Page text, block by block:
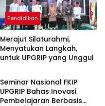
Pendidikan
Merajut Silaturahmi,
Menyatukan Langkah,
untuk UPGRIP yang Unggul
Pendidikan
Seminar Nasional FKIP
UPGRIP Bahas Inovasi
Pembelajaran Berbasis